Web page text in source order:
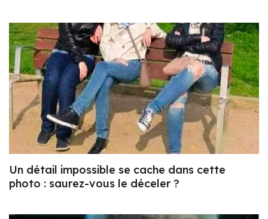
Un détail impossible se cache dans cette
photo : saurez-vous le déceler ?